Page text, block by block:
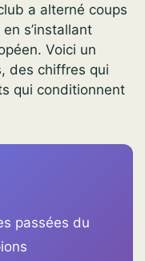
a alterné coups
s’installant
Voici un
des chiffres qui
qui conditionnent
passées du